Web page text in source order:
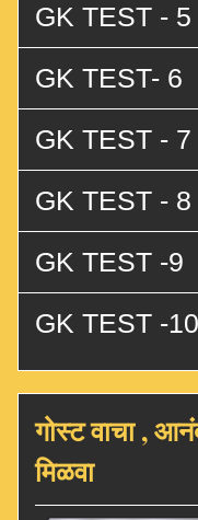
GK TEST - 5
GK TEST- 6
GK TEST - 7
GK TEST - 8
GK TEST -9
GK TEST -10
गोस्ट वाचा ,
मिळवा